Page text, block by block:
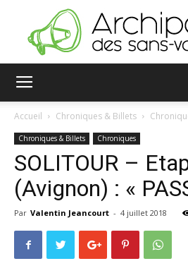
sans-
Accueil Chroniques & Billets
Chroniques & Billets Chroniques
SOLITOUR –
(Avignon) : «
Par Valentin Jeancourt - 4 juillet 2018